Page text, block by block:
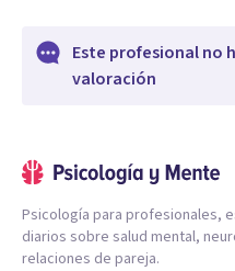
Este profesional no
valoración
Psicología para profesionales,
diarios sobre salud mental,
relaciones de pareja.